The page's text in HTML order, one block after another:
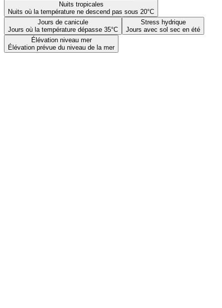
Nuits tropicales
Nuits où la température ne descend pas sous 20°C
Jours de canicule
Jours où la température dépasse 35°C
Stress hydrique
Jours avec sol sec en été
Élévation niveau mer
Élévation prévue du niveau de la mer